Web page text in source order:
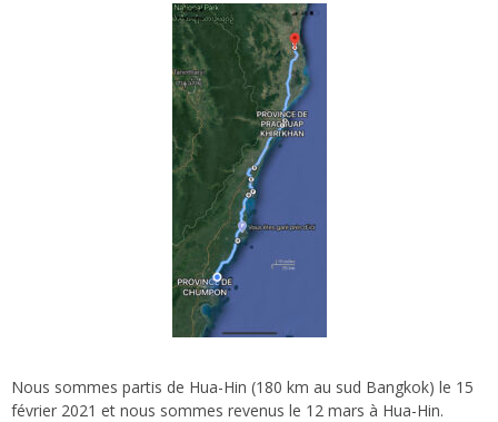
Nous sommes partis de Hua-Hin (180 km au sud Bangkok) le 15
février 2021 et nous sommes revenus le 12 mars à Hua-Hin.